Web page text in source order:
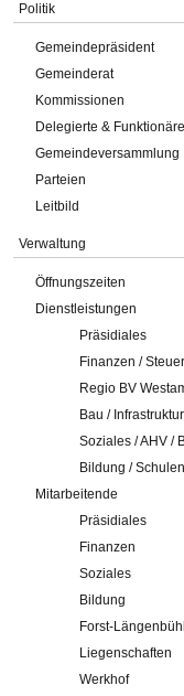
Politik
Gemeindepräsident
Gemeinderat
Kommissionen
Delegierte & Funktionäre
Gemeindeversammlung
Parteien
Leitbild
Verwaltung
Öffnungszeiten
Dienstleistungen
Präsidiales
Finanzen /
Regio BV
Bau / Infrastruktur
Soziales / AHV /
Bildung /
Mitarbeitende
Präsidiales
Finanzen
Soziales
Bildung
Forst-Längenbühl
Liegenschaften
Werkhof